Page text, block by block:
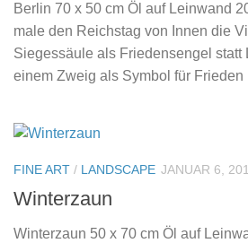
Berlin 70 x 50 cm Öl auf Leinwand
male den Reichstag von Innen die
Siegessäule als Friedensengel statt
einem Zweig als Symbol für Frieden
FINE ART / LANDSCAPE JANUAR 6,
Winterzaun
Winterzaun 50 x 70 cm Öl auf